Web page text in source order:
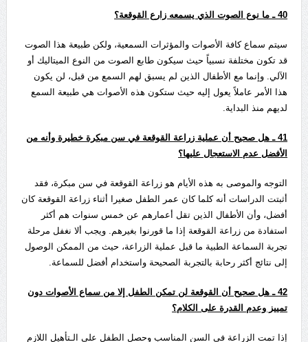
40ـ ما نوع الصوت الذي يسمعه زارع القوقعة؟
سيتم سماع كافة الأصوات والمؤثرات السمعية، ولكن طبيعة هذا الصوت
قد تكون مختلفة نسبياً حيث سيكون طابع الصوت من النوع الميتاليك أو
الآلي. وإنما مع الأطفال الذين لم يسبق لهم السمع من قبل، لن يكون
هذا الأمر عاملاً يعول إليه حيث ستكون هذه الأصوات هي طبيعة السمع
لديهم منذ البداية.
41ـ هل صحيح أن عملية زراعة القوقعة في سن مبكرة خطيرة وأنه من
الأفضل عدم الاستعجال عليها؟
التوجه والموصى به هذه الأيام هو زراعة القوقعة في سن مبكرة، فقد
أثبتت الدراسات أنه كلما كان عمر الطفل صغيرا أثناء زراعة القوقعة كان
أفضل، وأن الأطفال الذين تقل أعمارهم عن خمس سنوات هم أكثر
استفادة من زراعة القوقعة إذا ما قورنوا بغيرهم. ويجب ألا نغفل مرحلة
تجربة السماعة الطبية ما قبل عملية الزراعة، حيث من الممكن الوصول
إلى نتائج أكثر رحابة بالتجربة الصحيحة واستخدام أفضل للسماعة.
42ـ هل صحيح أن القوقعة لن تمكن الطفل إلا من سماع الأصوات دون
تمييز وعدم القدرة على الكلام؟
إذا تمت الزراعة في السن المناسب وحصل الطفل على الـتأهيل اللازم